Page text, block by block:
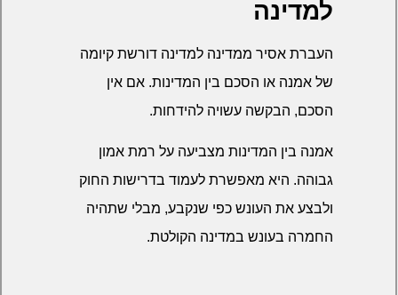
למדינה
העברת אסיר ממדינה למדינה דורשת קיומה
של אמנה או הסכם בין המדינות. אם אין
הסכם, הבקשה עשויה להידחות.
אמנה בין המדינות מצביעה על רמת אמון
גבוהה. היא מאפשרת לעמוד בדרישות החוק
ולבצע את העונש כפי שנקבע, מבלי שתהיה
החמרה בעונש במדינה הקולטת.